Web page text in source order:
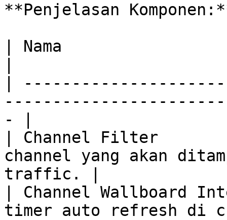
**Penjelasan
| Nama
|
- |
| Channel Filter
channel yang akan
traffic. |
| Channel Wallboard
timer auto refresh di